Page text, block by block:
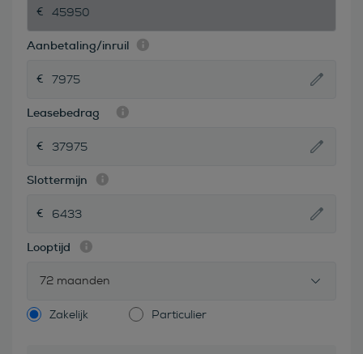
Aanbetaling/inruil
Leasebedrag
Slottermijn
Looptijd
72 maanden
Zakelijk Particulier